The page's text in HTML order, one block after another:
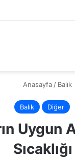
Anasayfa / Balık
Balık Diğer
Uygun
Sıcaklığı